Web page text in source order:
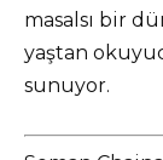
masalsı bir
yaştan
sunuyor.